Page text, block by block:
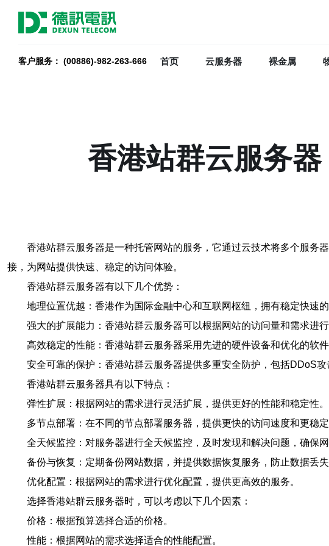
客户服务： (00886)-982-263-666 首页 云服务器 裸金属
香港站群云服务
香港站群云服务器是一种托管网站的服务，它通过云技术将多个服务
接，为网站提供快速、稳定的访问体验。
香港站群云服务器有以下几个优势：
地理位置优越：香港作为国际金融中心和互联网枢纽，拥有稳定快速
强大的扩展能力：香港站群云服务器可以根据网站的访问量和需求进
高效稳定的性能：香港站群云服务器采用先进的硬件设备和优化的软
安全可靠的保护：香港站群云服务器提供多重安全防护，包括DDoS
香港站群云服务器具有以下特点：
弹性扩展：根据网站的需求进行灵活扩展，提供更好的性能和稳定性。
多节点部署：在不同的节点部署服务器，提供更快的访问速度和更稳定
全天候监控：对服务器进行全天候监控，及时发现和解决问题，确保网
备份与恢复：定期备份网站数据，并提供数据恢复服务，防止数据丢失
优化配置：根据网站的需求进行优化配置，提供更高效的服务。
选择香港站群云服务器时，可以考虑以下几个因素：
价格：根据预算选择合适的价格。
性能：根据网站的需求选择适合的性能配置。